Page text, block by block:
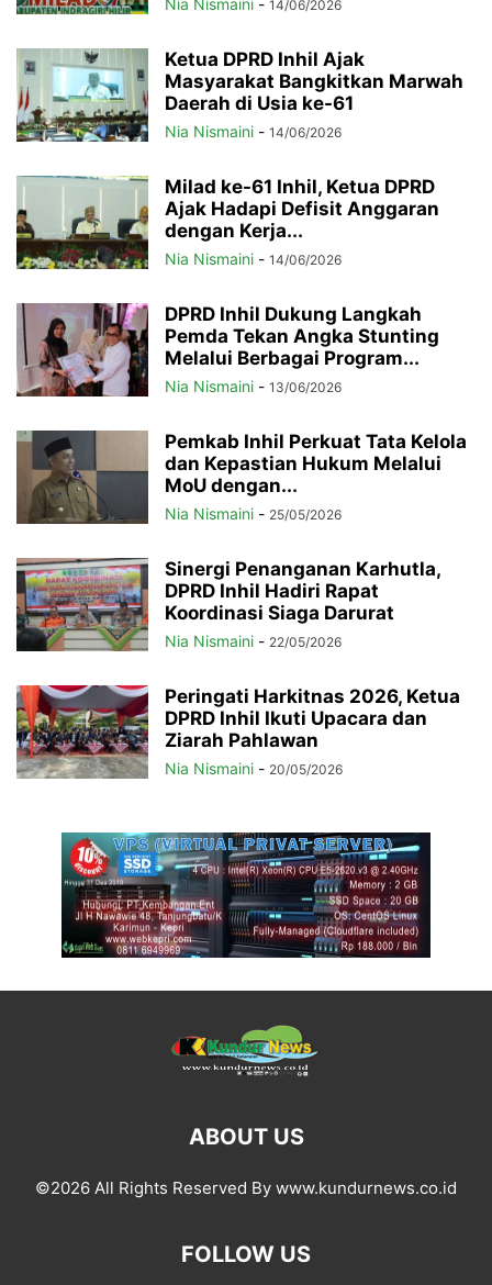
14/06/2026
Ketua DPRD Inhil Ajak
Masyarakat Bangkitkan Marwah
Daerah di Usia ke-61
Nia Nismaini - 14/06/2026
Milad ke-61 Inhil, Ketua DPRD
Ajak Hadapi Defisit Anggaran
dengan Kerja...
Nia Nismaini - 14/06/2026
DPRD Inhil Dukung Langkah
Pemda Tekan Angka Stunting
Melalui Berbagai Program...
Nia Nismaini - 13/06/2026
Pemkab Inhil Perkuat Tata Kelola
dan Kepastian Hukum Melalui
MoU dengan...
Nia Nismaini - 25/05/2026
Sinergi Penanganan Karhutla,
DPRD Inhil Hadiri Rapat
Koordinasi Siaga Darurat
Nia Nismaini - 22/05/2026
Peringati Harkitnas 2026, Ketua
DPRD Inhil Ikuti Upacara dan
Ziarah Pahlawan
Nia Nismaini - 20/05/2026
ABOUT US
©2026 All Rights Reserved By www.kundurnews.co.id
FOLLOW US